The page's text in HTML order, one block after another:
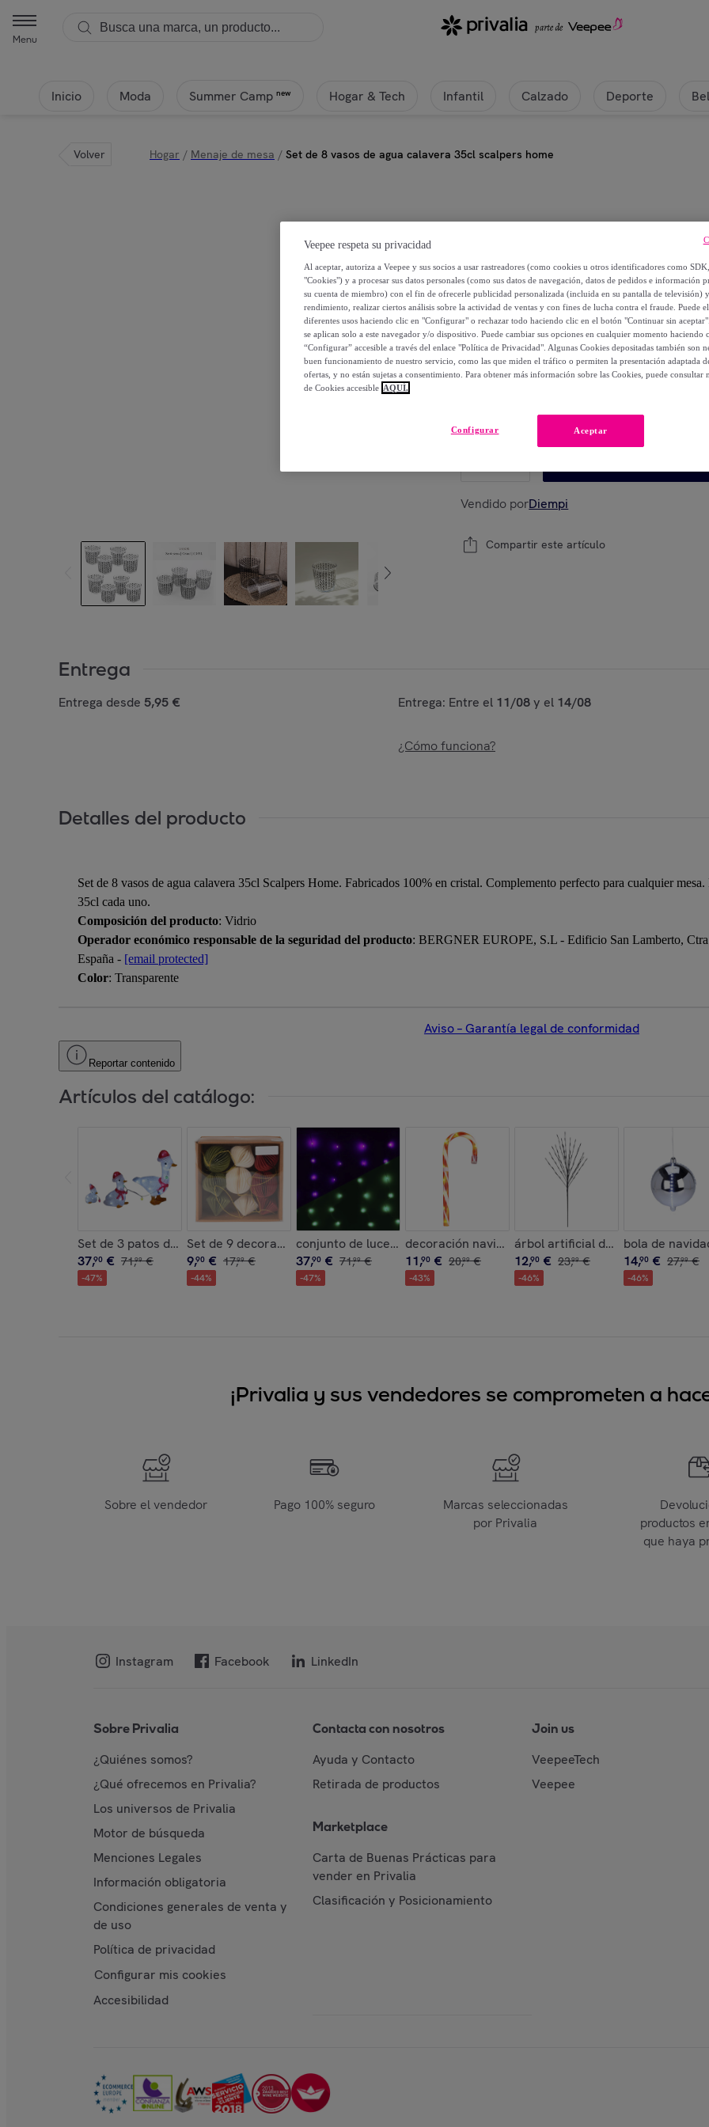
Menu
Inicio Moda Summer Camp new Hogar & Tech Infantil Calzado Deporte
Volver Hogar / Menaje de mesa / Set de 8 vasos de agua calavera 35cl scalpers home
Scalpers
Set de 8 vasos de agua calavera
32,99 €
69, €
-52 %
Modelo: Set de 8 vasos de agua calavera
Vendido porDiempi
Compartir este artículo
Entrega
Entrega desde 5,95 € Entrega: Entre el 11/08y el 14/08
¿Cómo funciona?
Detalles del producto
Set de 8 vasos de agua calavera 35cl Scalpers Home. Fabricados 100% en cristal. Complemento perfecto para cualquier
35cl cada uno.
Composición del producto: Vidrio
Operador económico responsable de la seguridad del producto: BERGNER EUROPE, S.L - Edificio San Lamberto,
España - [email protected]
Color: Transparente
Aviso – Garantía legal de conformidad
Reportar contenido
Artículos del catálogo:
Set de 3 patos decorativos navideños con luces led blancas y temporizador
37,90 € 71,99 €
-47%
Set de 9 decoraciones para árbol de navidad en papel panal de abeja color blanco, verde
9,90 € 17,99 €
-44%
conjunto de luces de cortina con 240 luces led rgb con control remoto
37,90 € 71,99 €
-47%
decoración navideña bastón de caramelo con luces
11,90 € 20,99 €
-43%
árbol artificial de 110cm con 80
12,90 € 23,99 €
-46%
bola de
14,90 € 27,99 €
-46%
¡Privalia y sus vendedores se comprometen a
Sobre el vendedor Pago 100% seguro
Marcas seleccionadas
por Privalia
productos
que haya
Instagram Facebook LinkedIn
Sobre Privalia
¿Quiénes somos?
¿Qué ofrecemos en Privalia?
Los universos de Privalia
Motor de búsqueda
Menciones Legales
Información obligatoria
Condiciones generales de venta y
de uso
Política de privacidad
Configurar mis cookies
Accesibilidad
Contacta con nosotros
Ayuda y Contacto
Retirada de productos
Marketplace
Carta de Buenas Prácticas para
vender en Privalia
Clasificación y Posicionamiento
Join us
VeepeeTech
Veepee
Veepee respeta su privacidad
Al aceptar, autoriza a Veepee y sus socios a usar rastreadores (como cookies u otros identificadores como
"Cookies") y a procesar sus datos personales (como sus datos de navegación, datos de pedidos e información
su cuenta de miembro) con el fin de ofrecerle publicidad personalizada (incluida en su pantalla de televisión)
rendimiento, realizar ciertos análisis sobre la actividad de ventas y con fines de lucha contra el fraude. Puede
diferentes usos haciendo clic en "Configurar" o rechazar todo haciendo clic en el botón "Continuar sin
se aplican solo a este navegador y/o dispositivo. Puede cambiar sus opciones en cualquier momento haciendo
“Configurar” accesible a través del enlace "Política de Privacidad". Algunas Cookies depositadas también son
buen funcionamiento de nuestro servicio, como las que miden el tráfico o permiten la presentación adaptada
ofertas, y no están sujetas a consentimiento. Para obtener más información sobre las Cookies, puede consultar
de Cookies accesible AQUÍ.
Aceptar
Configurar